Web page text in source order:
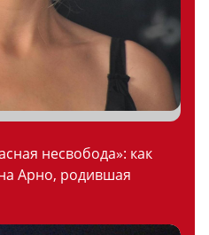
несвобода»: как
Арно, родившая